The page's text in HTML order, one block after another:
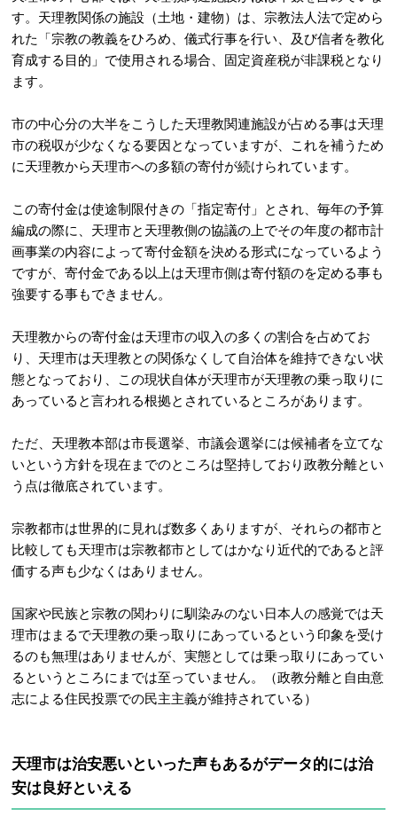
す。天理教関係の施設（土地・建物）は、宗教法人法で定めら
れた「宗教の教義をひろめ、儀式行事を行い、及び信者を教化
育成する目的」で使用される場合、固定資産税が非課税となり
ます。
市の中心分の大半をこうした天理教関連施設が占める事は天理
市の税収が少なくなる要因となっていますが、これを補うため
に天理教から天理市への多額の寄付が続けられています。
この寄付金は使途制限付きの「指定寄付」とされ、毎年の予算
編成の際に、天理市と天理教側の協議の上でその年度の都市計
画事業の内容によって寄付金額を決める形式になっているよう
ですが、寄付金である以上は天理市側は寄付額のを定める事も
強要する事もできません。
天理教からの寄付金は天理市の収入の多くの割合を占めてお
り、天理市は天理教との関係なくして自治体を維持できない状
態となっており、この現状自体が天理市が天理教の乗っ取りに
あっていると言われる根拠とされているところがあります。
ただ、天理教本部は市長選挙、市議会選挙には候補者を立てな
いという方針を現在までのところは堅持しており政教分離とい
う点は徹底されています。
宗教都市は世界的に見れば数多くありますが、それらの都市と
比較しても天理市は宗教都市としてはかなり近代的であると評
価する声も少なくはありません。
国家や民族と宗教の関わりに馴染みのない日本人の感覚では天
理市はまるで天理教の乗っ取りにあっているという印象を受け
るのも無理はありませんが、実態としては乗っ取りにあってい
るというところにまでは至っていません。（政教分離と自由意
志による住民投票での民主主義が維持されている）
天理市は治安悪いといった声もあるがデータ的には治
安は良好といえる